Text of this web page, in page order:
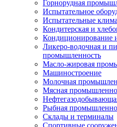
Горнорудная
Испытательное
Испытательные
Кондитерская и
Кондиционирование
Ликеро-водочная и
промышленность
Масло-жировая
Машиностроение
Молочная
Мясная
Рыбная
Склады и терминалы
Спортивные